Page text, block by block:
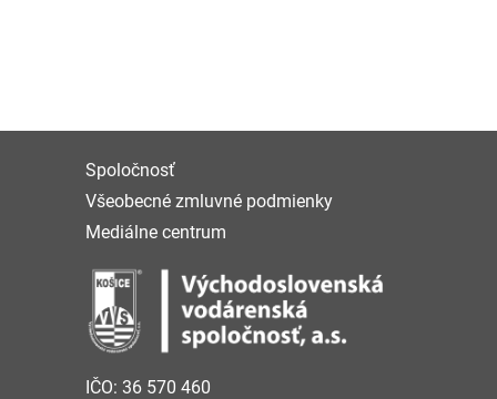
Spoločnosť
Všeobecné zmluvné podmienky
Mediálne centrum
IČO: 36 570 460